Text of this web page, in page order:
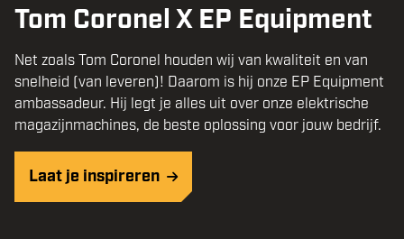
Tom Coronel X EP Equipment
Net zoals Tom Coronel houden wij van kwaliteit en van
snelheid (van leveren)! Daarom is hij onze EP Equipment
ambassadeur. Hij legt je alles uit over onze elektrische
magazijnmachines, de beste oplossing voor jouw bedrijf.
Laat je inspireren